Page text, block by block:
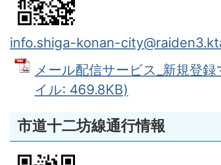
info.shiga-konan-
メール配信サービス_新規登
イル: 469.8KB)
市道十二坊線通行情報